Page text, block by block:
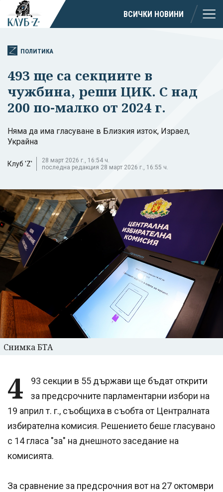
ВСИЧКИ НОВИНИ
ПОЛИТИКА
493 ще са секциите в
чужбина, реши ЦИК. С над
200 по-малко от 2024 г.
Няма да има гласуване в Близкия изток, Израел,
Украйна
Клуб 'Z'
28 март 2026 г., 16:54 ч.
последна редакция 28 март 2026 г., 16:55 ч.
Снимка БТА
4
93 секции в 55 държави ще бъдат открити
за предсрочните парламентарни избори на
19 април т. г., съобщиха в съобта от Централната
избирателна комисия. Решението беше гласувано
с 14 гласа "за" на днешното заседание на
комисията.
За сравнение за предсрочния вот на 27 октомври